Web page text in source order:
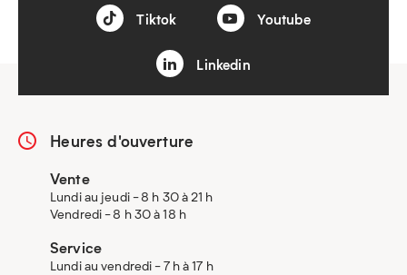
Tiktok Youtube
Linkedin
Heures d'ouverture
Vente
Lundi au jeudi - 8 h 30 à 21 h
Vendredi - 8 h 30 à 18 h
Service
Lundi au vendredi - 7 h à 17 h